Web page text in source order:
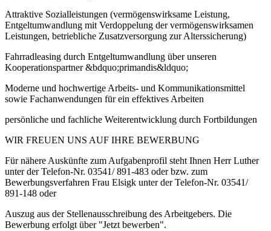
Attraktive Sozialleistungen (vermögenswirksame Leistung,
Entgeltumwandlung mit Verdoppelung der vermögenswirksamen
Leistungen, betriebliche Zusatzversorgung zur Alterssicherung)
Fahrradleasing durch Entgeltumwandlung über unseren
Kooperationspartner &bdquo;primandis&ldquo;
Moderne und hochwertige Arbeits- und Kommunikationsmittel
sowie Fachanwendungen für ein effektives Arbeiten
persönliche und fachliche Weiterentwicklung durch Fortbildungen
WIR FREUEN UNS AUF IHRE BEWERBUNG
Für nähere Auskünfte zum Aufgabenprofil steht Ihnen Herr Luther
unter der Telefon-Nr. 03541/ 891-483 oder bzw. zum
Bewerbungsverfahren Frau Elsigk unter der Telefon-Nr. 03541/
891-148 oder
Auszug aus der Stellenausschreibung des Arbeitgebers. Die
Bewerbung erfolgt über "Jetzt bewerben".